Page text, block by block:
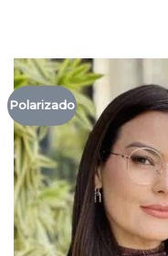
Polarizado